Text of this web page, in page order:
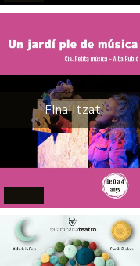
Finalitzat